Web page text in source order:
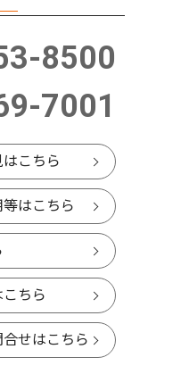
催中 ”秦
新愛称
8500
7001
こちら
はこちら
ちら
せはこちら